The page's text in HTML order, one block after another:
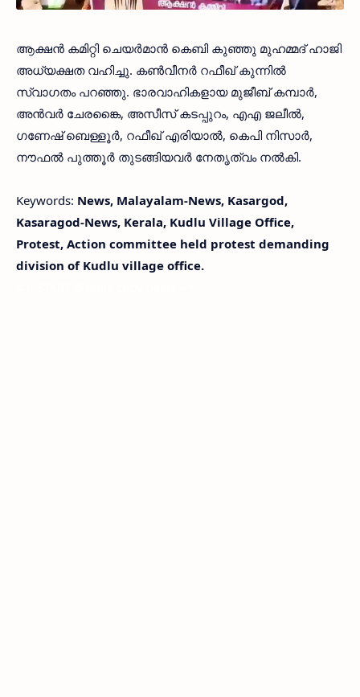
ആക്ഷന്‍ കമിറ്റി ചെയര്‍മാന്‍ കെബി കുഞ്ഞു മുഹമ്മദ് ഹാജി
അധ്യക്ഷത വഹിച്ചു. കണ്‍വീനര്‍ റഫീഖ് കുന്നില്‍
സ്വാഗതം പറഞ്ഞു. ഭാരവാഹികളായ മുജീബ് കമ്പാര്‍,
അന്‍വര്‍ ചേരങ്കൈ, അസീസ് കടപ്പുറം, എഎ ജലീല്‍,
ഗണേഷ് ബെള്ളൂര്‍, റഫീഖ് എരിയാല്‍, കെപി നിസാര്‍,
നൗഫല്‍ പുത്തൂര്‍ തുടങ്ങിയവര്‍ നേതൃത്വം നല്‍കി.
Keywords: News, Malayalam-News, Kasargod,
Kasaragod-News, Kerala, Kudlu Village Office,
Protest, Action committee held protest demanding
division of Kudlu village office.